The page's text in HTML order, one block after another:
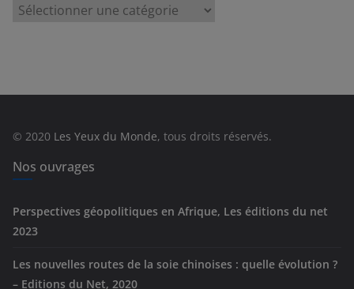
e
s
© 2020 Les Yeux du Monde, tous droits réservés.
Nos ouvrages
Perspectives géopolitiques en Afrique, Les éditions du net
2023
Les nouvelles routes de la soie chinoises : quelle évolution ?
– Editions du Net, 2020